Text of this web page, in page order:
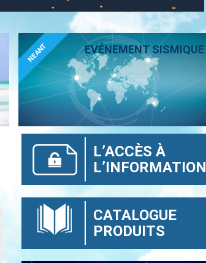
EVÉNEMENT SISMIQUE
NEANT
L’ACCÈS À
L’INFORMATION
CATALOGUE
PRODUITS